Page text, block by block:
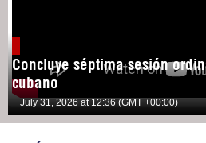
Concluye séptima sesión
cubano
July 31, 2026 at 12:36 (GMT +00:00)